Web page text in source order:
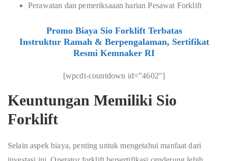
Perawatan dan pemeriksaaan harian Pesawat Forklift
Promo Biaya Sio Forklift Terbatas
Instruktur Ramah & Berpengalaman, Sertifikat
Resmi Kemnaker RI
[wpcdt-countdown id=”4602″]
Keuntungan Memiliki Sio
Forklift
Selain aspek biaya, penting untuk mengetahui manfaat dari